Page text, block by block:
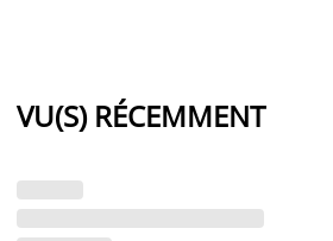
VU(S) RÉCEMMENT